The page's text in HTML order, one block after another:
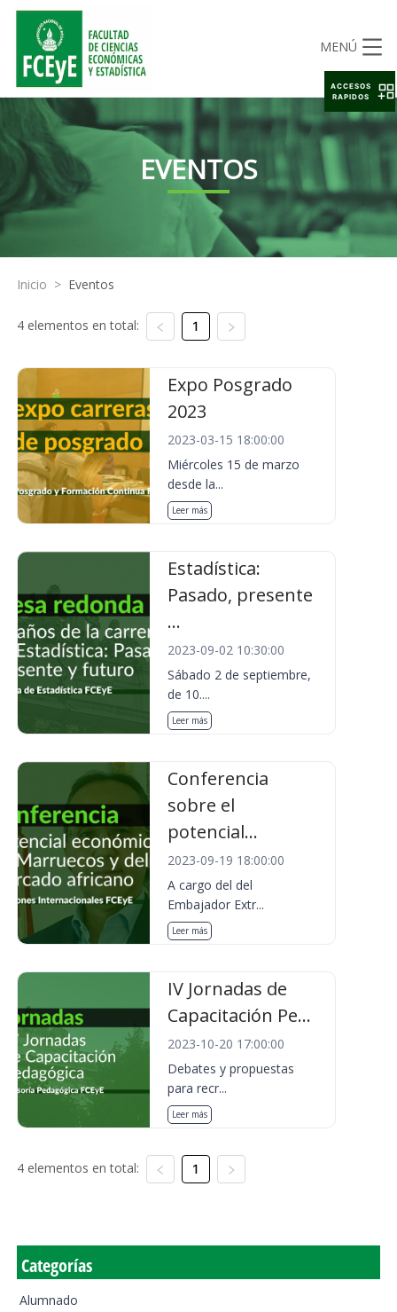
MENÚ
EVENTOS
Inicio > Eventos
4 elementos en total: 1
Expo Posgrado
2023
2023-03-15 18:00:00
Miércoles 15 de marzo
desde la...
Leer más
Estadística:
Pasado, presente
...
2023-09-02 10:30:00
Sábado 2 de septiembre,
de 10....
Leer más
Conferencia
sobre el
potencial...
2023-09-19 18:00:00
A cargo del del
Embajador Extr...
Leer más
IV Jornadas de
Capacitación Pe...
2023-10-20 17:00:00
Debates y propuestas
para recr...
Leer más
4 elementos en total: 1
Categorías
Alumnado
ACCESOS
RAPIDOS